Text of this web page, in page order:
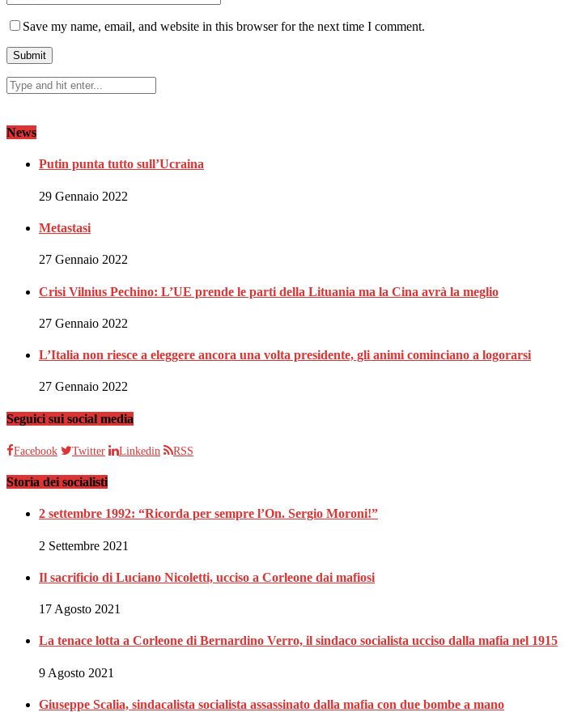
Save my name, email, and website in this browser for the next time I comment.
News
Putin punta tutto sull’Ucraina
29 Gennaio 2022
Metastasi
27 Gennaio 2022
Crisi Vilnius Pechino: L’UE prende le parti della Lituania ma la Cina avrà la meglio
27 Gennaio 2022
L’Italia non riesce a eleggere ancora una volta presidente, gli animi cominciano a logorarsi
27 Gennaio 2022
Seguici sui social media
Facebook Twitter Linkedin RSS
Storia dei socialisti
2 settembre 1992: “Ricorda per sempre l’On. Sergio Moroni!”
2 Settembre 2021
Il sacrificio di Luciano Nicoletti, ucciso a Corleone dai mafiosi
17 Agosto 2021
La tenace lotta a Corleone di Bernardino Verro, il sindaco socialista ucciso dalla mafia nel 1915
9 Agosto 2021
Giuseppe Scalia, sindacalista socialista assassinato dalla mafia con due bombe a mano